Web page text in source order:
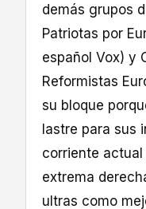
demás grupos
Patriotas por
español Vox) y
Reformistas
su bloque
lastre para sus
corriente
extrema
ultras como